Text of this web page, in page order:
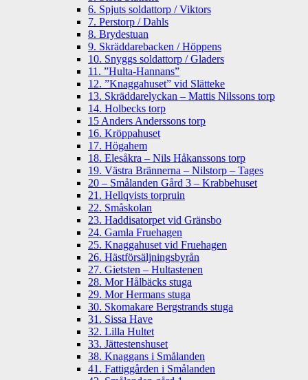
6. Spjuts soldattorp / Viktors
7. Perstorp / Dahls
8. Brydestuan
9. Skräddarebacken / Höppens
10. Snyggs soldattorp / Gladers
11. ”Hulta-Hannans”
12. ”Knaggahuset” vid Slätteke
13. Skräddarelyckan – Mattis Nilssons torp
14. Holbecks torp
15 Anders Anderssons torp
16. Kröppahuset
17. Högahem
18. Elesåkra – Nils Håkanssons torp
19. Västra Brännerna – Nilstorp – Tages
20 – Smålanden Gård 3 – Krabbehuset
21. Hellqvists torpruin
22. Småskolan
23. Haddisatorpet vid Gränsbo
24. Gamla Fruehagen
25. Knaggahuset vid Fruehagen
26. Hästförsäljningsbyrån
27. Gietsten – Hultastenen
28. Mor Hålbäcks stuga
29. Mor Hermans stuga
30. Skomakare Bergstrands stuga
31. Sissa Have
32. Lilla Hultet
33. Jättestenshuset
38. Knaggans i Smålanden
41. Fattiggården i Smålanden